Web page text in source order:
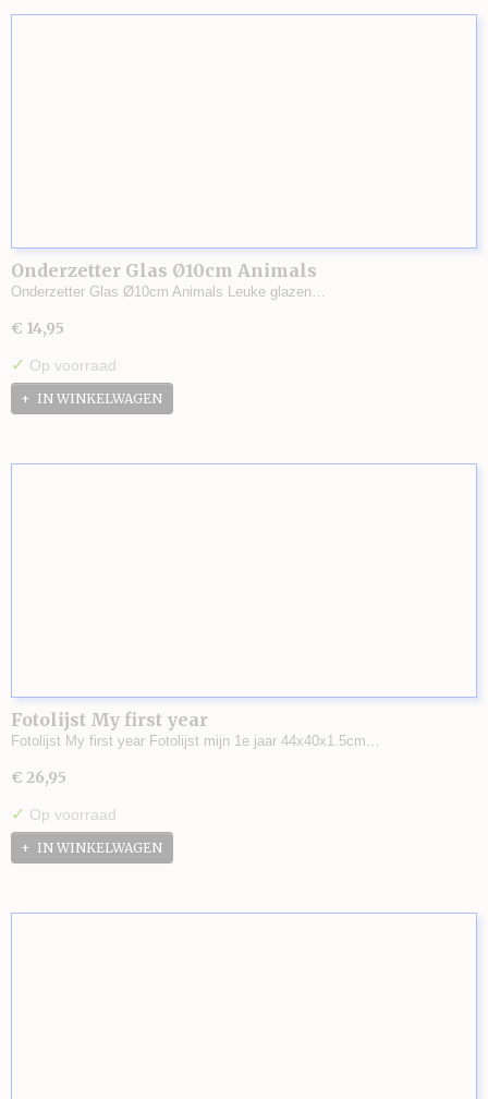
Onderzetter Glas Ø10cm Animals
Onderzetter Glas Ø10cm Animals Leuke glazen…
€ 14,95
✓ Op voorraad
IN WINKELWAGEN
Fotolijst My first year
Fotolijst My first year Fotolijst mijn 1e jaar 44x40x1.5cm…
€ 26,95
✓ Op voorraad
IN WINKELWAGEN